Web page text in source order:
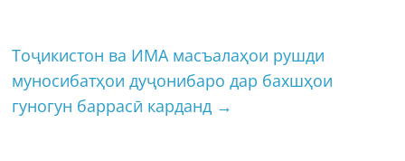
Тоҷикистон ва ИМА масъалаҳои рушди
муносибатҳои дуҷонибаро дар бахшҳои
гуногун баррасӣ карданд →